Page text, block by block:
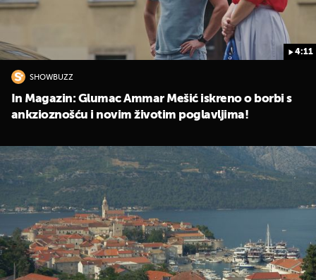
4:11
SHOWBUZZ
In Magazin: Glumac Ammar Mešić iskreno o borbi s
ankzioznošću i novim životim poglavljima!